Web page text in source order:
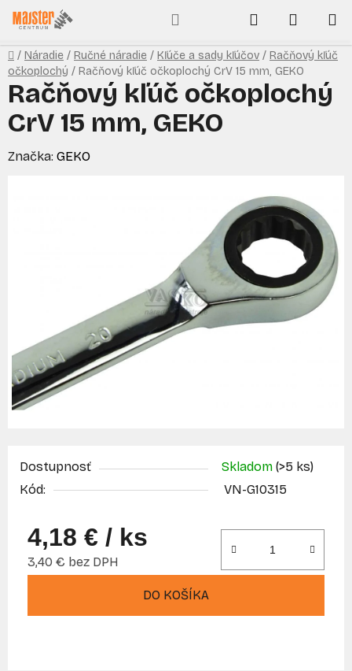
Prejsť
na
obsah
Hľadať
KOŠÍK
Domov
/ Náradie / Ručné náradie / Kľúče a sady kľúčov / Račňový kľúč
očkoplochý / Račňový kľúč očkoplochý CrV 15 mm, GEKO
Dostupnosť Skladom (>5 ks)
Kód:
VN-G10315
4,18 € / ks
3,40 € bez DPH
DO KOŠÍKA
Račňový kľúč očkoplochý
CrV 15 mm, GEKO
Značka: GEKO